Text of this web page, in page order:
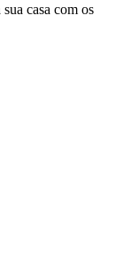
casa com os